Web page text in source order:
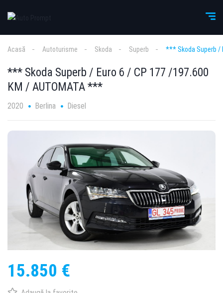
Acasă Autoturisme Skoda Superb *** Skoda Superb /
*** Skoda Superb / Euro 6 / CP 177 /197.600
KM / AUTOMATA ***
2020 Berlina Diesel
15.850 €